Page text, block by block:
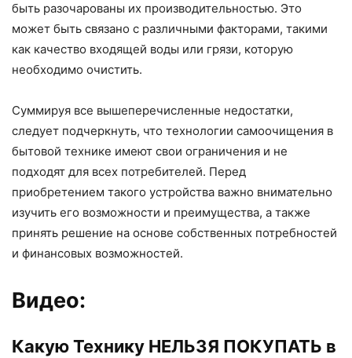
быть разочарованы их производительностью. Это
может быть связано с различными факторами, такими
как качество входящей воды или грязи, которую
необходимо очистить.
Суммируя все вышеперечисленные недостатки,
следует подчеркнуть, что технологии самоочищения в
бытовой технике имеют свои ограничения и не
подходят для всех потребителей. Перед
приобретением такого устройства важно внимательно
изучить его возможности и преимущества, а также
принять решение на основе собственных потребностей
и финансовых возможностей.
Видео:
Какую Технику НЕЛЬЗЯ ПОКУПАТЬ в